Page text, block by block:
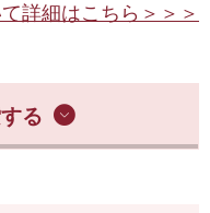
詳細はこちら＞＞＞
る